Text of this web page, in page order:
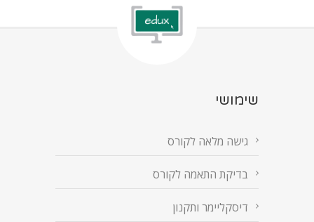
שימושי
גישה מלאה לקורס
בדיקת התאמה לקורס
דיסקליימר ותקנון